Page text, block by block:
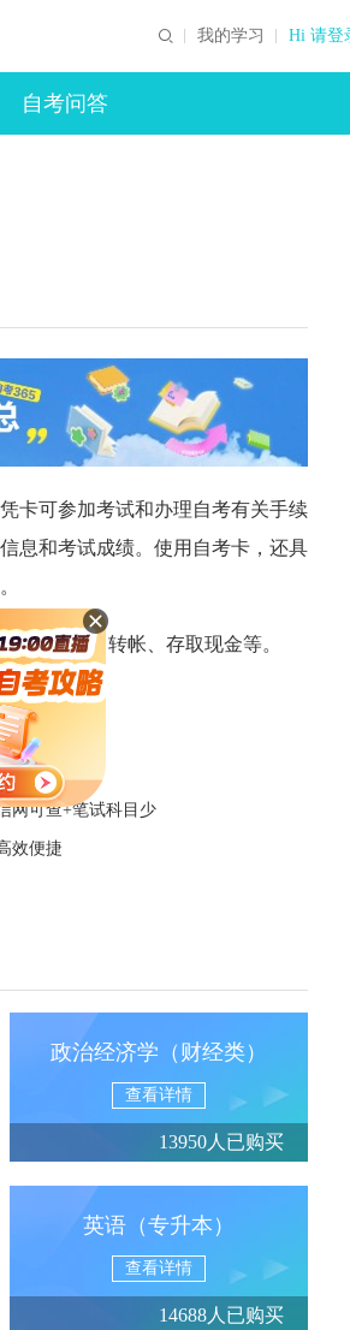
我的学习 Hi 请登
自考问答
卡可参加考试和办理自考有关手续
息和考试成绩。使用自考卡，还具
取现、转帐、存取现金等。
网可查+笔试科目少
效便捷
政治经济学（财经类）
查看详情
13950人已购买
英语（专升本）
查看详情
14688人已购买